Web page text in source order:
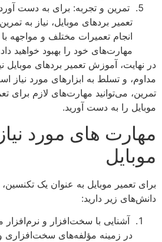
تمرین و تجربه: برای به دست
تعمیر بردهای موبایل، نیاز به
انجام تعمیرات مختلف و مواجهه
مهارت‌های خود را بهبود خواهید
در نهایت، آموزش تعمیر بردهای موبایل
مداوم، و تسلط به ابزارهای مورد نیاز
تمرین، می‌توانید مهارت‌های لازم برای
موبایل را به دست آورید.
مهارت های مورد
موبایل
برای تعمیر موبایل به عنوان یک تکنسین،
دانش‌های زیر دارید:
آشنایی با سخت‌افزار و نرم‌افزار
در زمینه مؤلفه‌های سخت‌افزاری